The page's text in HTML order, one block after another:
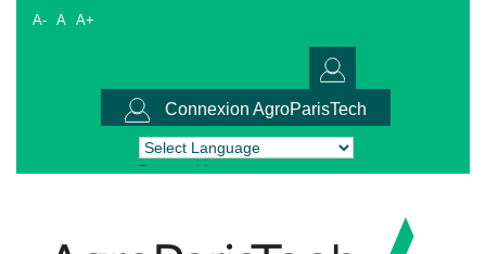
A- A A+
Connexion AgroParisTech
Powered by Translate